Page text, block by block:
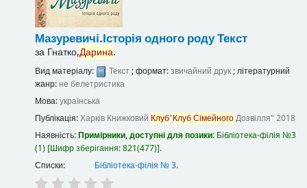
Мазуревичі.Історія одного родуТекст
за Гнатко,Дарина.
Вид матеріалу: Текст; формат:звичайний друк; літературний
жанр: не белетристика
Мова:українська
Публікація:Харків Книжковий Клуб"КлубСімейногоДозвілля" 2018
Наявність:Примірники, доступні для позики: Бібліотека-філія №3
(1) Шифр зберігання:821(477) .
Списки:
Бібліотека-філія № 3.